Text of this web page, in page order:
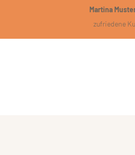
Martina
zufriedene